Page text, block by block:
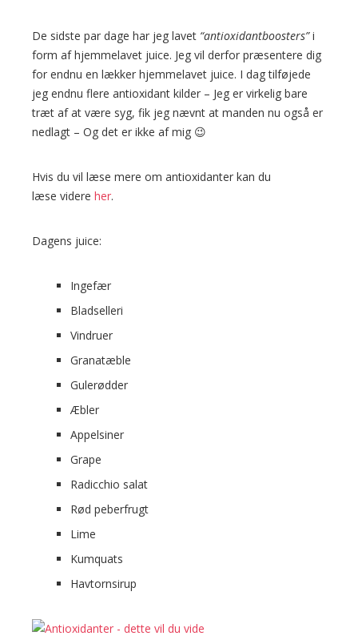
De sidste par dage har jeg lavet “antioxidantboosters”i
form af hjemmelavet juice. Jeg vil derfor præsentere dig
for endnu en lækker hjemmelavet juice. I dag tilføjede
jeg endnu flere antioxidant kilder – Jeg er virkelig bare
træt af at være syg, fik jeg nævnt at manden nu også er
nedlagt – Og det er ikke af mig 😉
Hvis du vil læse mere om antioxidanter kan du
læse videre her.
Dagens juice:
Ingefær
Bladselleri
Vindruer
Granatæble
Gulerødder
Æbler
Appelsiner
Grape
Radicchio salat
Rød peberfrugt
Lime
Kumquats
Havtornsirup